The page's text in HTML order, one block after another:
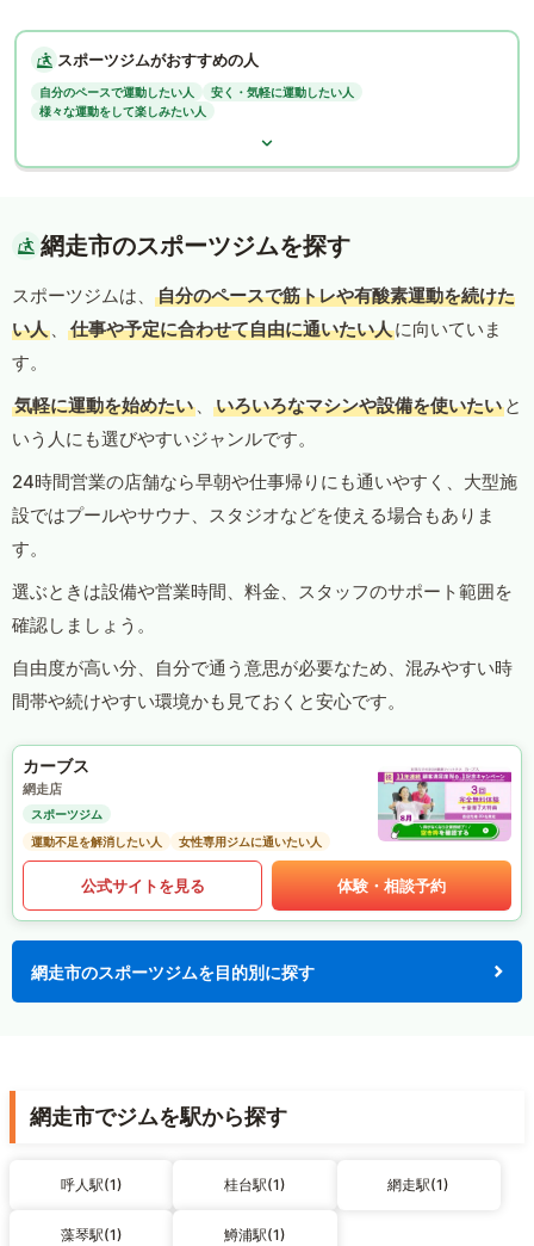
スポーツジムがおすすめの人
自分のペースで運動したい人
安く・気軽に運動したい人
様々な運動をして楽しみたい人
網走市のスポーツジムを探す
スポーツジムは、
自分のペースで筋トレや有酸素運動を続けた
い人 、 仕事や予定に合わせて自由に通いたい人に向いていま
す。
気軽に運動を始めたい 、 いろいろなマシンや設備を使いたい と
いう人にも選びやすいジャンルです。
24時間営業の店舗なら早朝や仕事帰りにも通いやすく、大型施
設ではプールやサウナ、スタジオなどを使える場合もありま
す。
選ぶときは設備や営業時間、料金、スタッフのサポート範囲を
確認しましょう。
自由度が高い分、自分で通う意思が必要なため、混みやすい時
間帯や続けやすい環境かも見ておくと安心です。
カーブス
網走店
スポーツジム
運動不足を解消したい人
女性専用ジムに通いたい人
公式サイトを見る 体験・相談予約
網走市のスポーツジムを目的別に探す
網走市でジムを駅から探す
呼人駅(1) 桂台駅(1) 網走駅(1)
藻琴駅(1) 鱒浦駅(1)